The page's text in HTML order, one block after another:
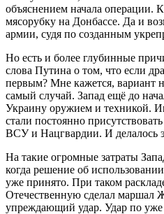
объяснением начала операции.
мясорубку на Донбассе. Да и
армии, судя по созданным
Но есть и более глубинные
слова Путина о том, что если
первым? Мне кажется, вариант
самый случай. Запад ещё до
Украину оружием и техникой.
стали постоянно
ВСУ и Нацгвардии. И делалось
На такие огромные затраты
когда решение об
уже принято. При таком
Отечественную сделал маршал
упреждающий удар. Удар по